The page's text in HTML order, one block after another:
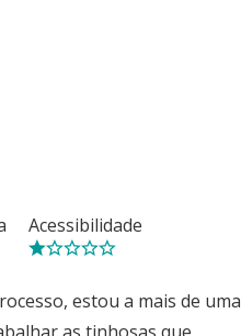
Acessibilidade
estou a mais de uma